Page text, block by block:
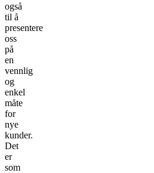
også
til å
presentere
oss
på
en
vennlig
og
enkel
måte
for
nye
kunder.
Det
er
som